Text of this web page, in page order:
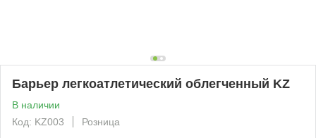
Барьер легкоатлетический облегченный KZ
В наличии
Код: KZ003
Розница